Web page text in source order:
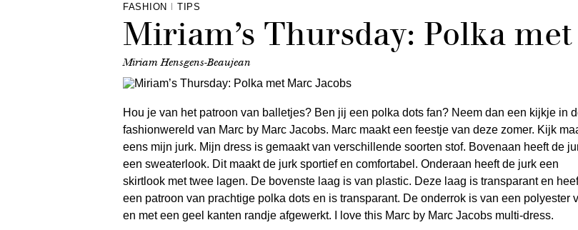
FASHION TIPS
Miriam’s Thursday: Polka
Miriam Hensgens-Beaujean
Hou je van het patroon van balletjes? Ben jij een polka dots fan? Neem dan een kijkje in
fashionwereld van Marc by Marc Jacobs. Marc maakt een feestje van deze zomer. Kijk
eens mijn jurk. Mijn dress is gemaakt van verschillende soorten stof. Bovenaan heeft de
een sweaterlook. Dit maakt de jurk sportief en comfortabel. Onderaan heeft de jurk een
skirtlook met twee lagen. De bovenste laag is van plastic. Deze laag is transparant en
een patroon van prachtige polka dots en is transparant. De onderrok is van een polyester
en met een geel kanten randje afgewerkt. I love this Marc by Marc Jacobs multi-dress.